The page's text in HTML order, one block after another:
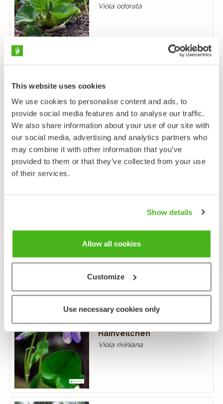
This website uses cookies
We use cookies to personalise content and ads, to
provide social media features and to analyse our traffic.
We also share information about your use of our site with
our social media, advertising and analytics partners who
may combine it with other information that you’ve
provided to them or that they’ve collected from your use
of their services.
Show details
Allow all cookies
Customize
Use necessary cookies only
Viola odorata
Sumpfveilchen
Viola palustris
Viola reichenbachiana
Hainveilchen
Viola riviniana